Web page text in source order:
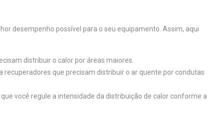
desempenho possível para o seu equipamento. Assim, aqui
distribuir o calor por áreas maiores.
que precisam distribuir o ar quente por condutas
você regule a intensidade da distribuição de calor conforme a